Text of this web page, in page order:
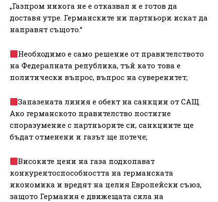
„Газпром никога не е отказвал и е готов да
доставя утре. Германските ни партньори искат да
направят същото.“
Необходимо е само решение от правителството
на Федералната република, тъй като това е
политически въпрос, въпрос на суверенитет;
Запазената линия е обект на санкции от САЩ.
Ако германското правителство постигне
споразумение с партньорите си, санкциите ще
бъдат отменени и газът ще потече;
Високите цени на газа подкопават
конкурентоспособността на германската
икономика и вредят на целия Европейски съюз,
защото Германия е движещата сила на